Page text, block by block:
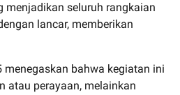
menjadikan seluruh rangkaian
lancar, memberikan
menegaskan bahwa kegiatan ini
atau perayaan, melainkan